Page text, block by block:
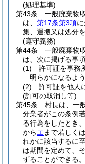
(処理基準)
第43条
一般廃棄物
は、 第17条第3項
集、運搬又は処分
(遵守義務)
第44条
一般廃棄物
は、次に掲げる事
(1)
許可証を事務
明らかになるよ
(2)
許可証を他人
(許可の取消し等)
第45条
村長は、一
分業者がこの条例
る行為をしたとき
からエ まで若しくは
れかに該当するに
は期間を定めて、
ずることができる。